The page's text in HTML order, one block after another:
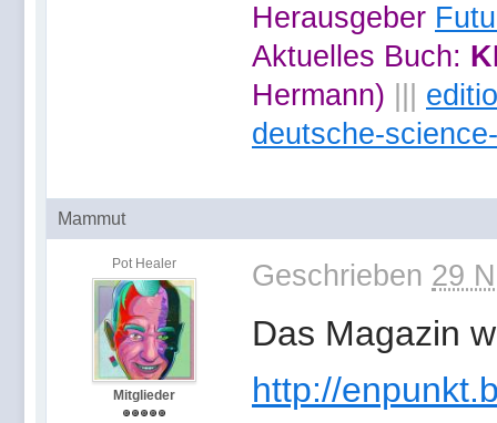
Herausgeber
Aktuelles Buch:
Hermann)
deutsche-
Mammut
Pot Healer
Mitglieder
Geschrieben 29
Das Magazin
http://